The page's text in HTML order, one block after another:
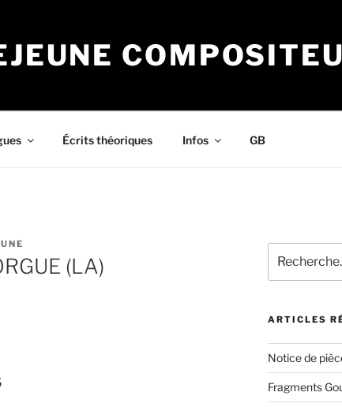
Écrits théoriques Infos GB
(LA)
pour
:
ARTICLES
Notice de
Fragments